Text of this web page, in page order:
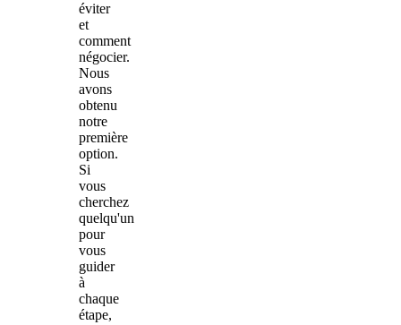
éviter
et
comment
négocier.
Nous
avons
obtenu
notre
première
option.
Si
vous
cherchez
quelqu'un
pour
vous
guider
à
chaque
étape,